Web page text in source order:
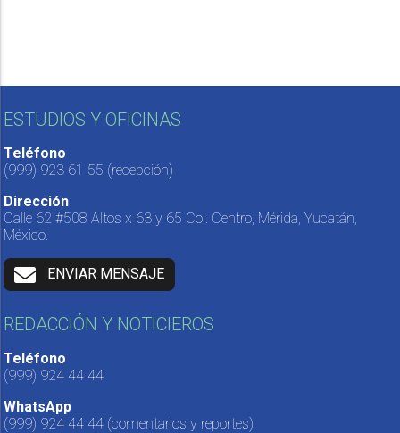
ESTUDIOS Y OFICINAS
Teléfono
(999) 923 61 55 (recepción)
Dirección
Calle 62 #508 Altos x 63 y 65 Col. Centro, Mérida, Yucatán,
México.
ENVIAR MENSAJE
REDACCIÓN Y NOTICIEROS
Teléfono
(999) 924 44 44
WhatsApp
(999) 924 44 44 (comentarios y reportes)